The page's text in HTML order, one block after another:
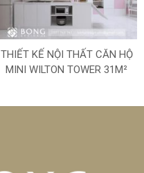
THIẾT KẾ NỘI THẤT CĂN HỘ
MINI WILTON TOWER 31M²